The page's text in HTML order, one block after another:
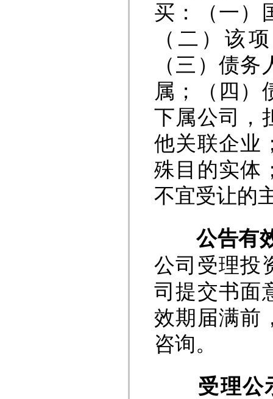
买：（一）
（二）该
（三）债
属；（四）
下属公司，
他关联企业
殊目的实体
不宜受让的
公告有
公司受理投
司提交书面
效期届满前
咨询。
受理公